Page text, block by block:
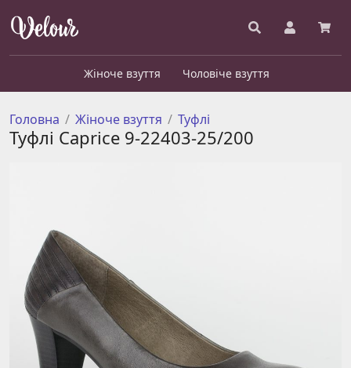
Жіноче взуття Чоловіче взуття
Головна Жіноче взуття Туфлі
Туфлі Caprice 9-22403-25/200